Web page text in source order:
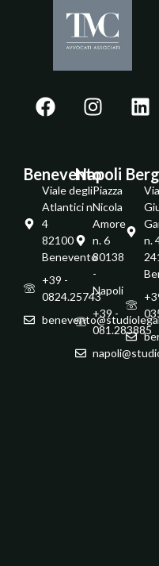
Benevento
Viale degli
Atlantici n.
4
82100 -
Benevento
+39 -
0824.25743
Napoli
Piazza
Nicola
Amore
n. 6
80138
-
Napoli
+39 -
081.283885
Via
n.